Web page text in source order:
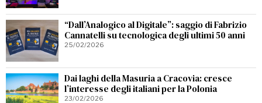
“Dall’Analogico al Digitale”: saggio di Fabrizio
Cannatelli su tecnologica degli ultimi 50 anni
25/02/2026
Dai laghi della Masuria a Cracovia: cresce
l’interesse degli italiani per la Polonia
23/02/2026